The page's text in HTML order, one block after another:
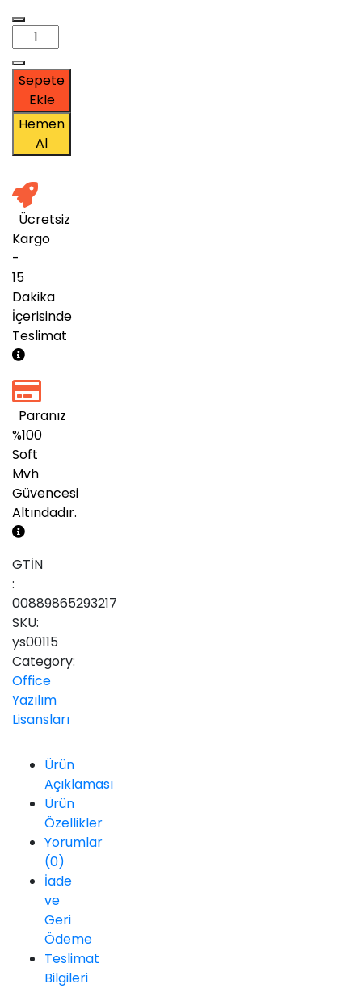
Microsoft
Project
2019
Retail
Dijital
İndirilebilir
Lisans
adet
Sepete
Ekle
Hemen
Al
Ücretsiz
Kargo
-
15
Dakika
İçerisinde
Teslimat
Paranız
%100
Soft
Mvh
Güvencesi
Altındadır.
GTİN
:
00889865293217
SKU:
ys00115
Category:
Office
Yazılım
Lisansları
Ürün
Açıklaması
Ürün
Özellikler
Yorumlar
(0)
İade
ve
Geri
Ödeme
Teslimat
Bilgileri